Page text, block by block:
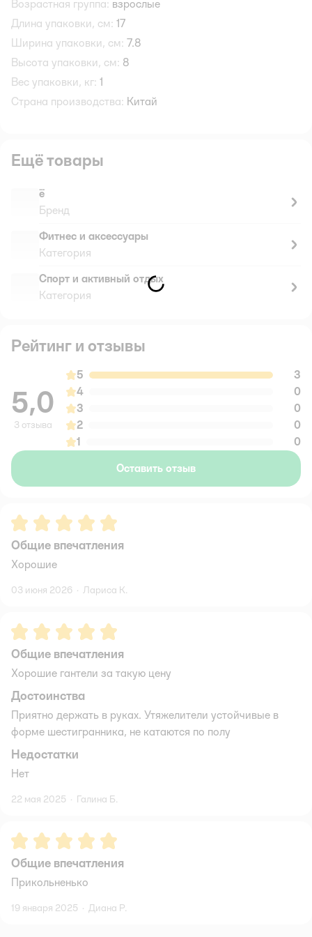
Возрастная группа: взрослые
Длина упаковки, см: 17
Ширина упаковки, см: 7.8
Высота упаковки, см: 8
Вес упаковки, кг: 1
Страна производства: Китай
Ещё товары
ё
Бренд
Фитнес и аксессуары
Категория
Спорт и активный отдых
Категория
Рейтинг и отзывы
5,0
3 отзыва
5
3
4
0
3
0
2
0
1
0
Оставить отзыв
Рейтинг:5
Общие впечатления
Хорошие
03 июня 2026 · Лариса К.
Рейтинг:5
Общие впечатления
Хорошие гантели за такую цену
Достоинства
Приятно держать в руках. Утяжелители устойчивые в
форме шестигранника, не катаются по полу
Недостатки
Нет
22 мая 2025 · Галина Б.
Рейтинг:5
Общие впечатления
Прикольненько
19 января 2025 · Диана Р.